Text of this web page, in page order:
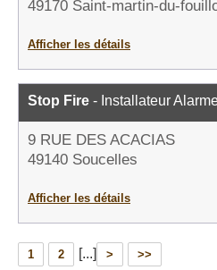
49170 Saint-martin-du-
Afficher les détails
Stop Fire - Installateur
9 RUE DES ACACIAS
49140 Soucelles
Afficher les détails
1 2 [...] > >>